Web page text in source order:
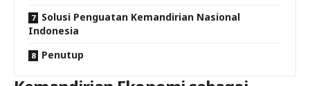
Solusi Penguatan Kemandirian Nasional
Indonesia
Penutup